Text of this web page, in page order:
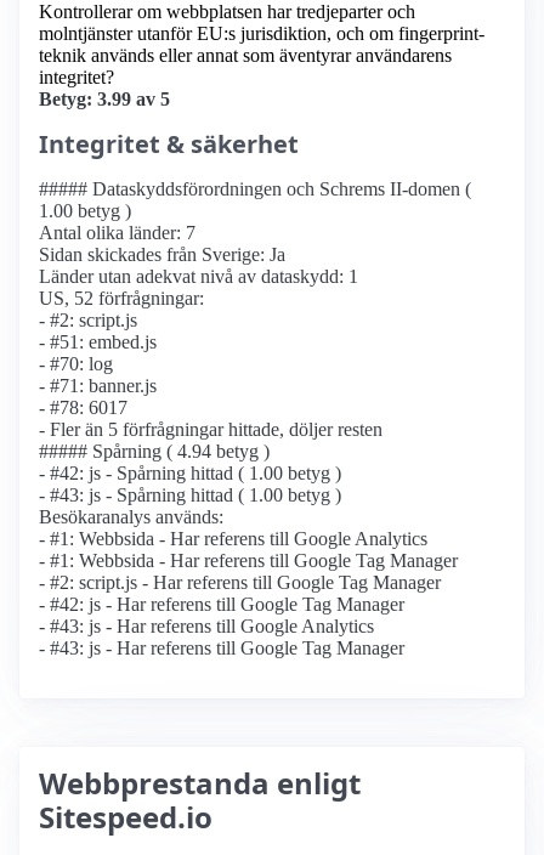
Kontrollerar om webbplatsen har tredjeparter och
molntjänster utanför EU:s jurisdiktion, och om fingerprint-
teknik används eller annat som äventyrar användarens
integritet?
Betyg: 3.99 av 5
Integritet & säkerhet
##### Dataskyddsförordningen och Schrems II-domen (
1.00 betyg )
Antal olika länder: 7
Sidan skickades från Sverige: Ja
Länder utan adekvat nivå av dataskydd: 1
US, 52 förfrågningar:
- #2: script.js
- #51: embed.js
- #70: log
- #71: banner.js
- #78: 6017
- Fler än 5 förfrågningar hittade, döljer resten
##### Spårning ( 4.94 betyg )
- #42: js - Spårning hittad ( 1.00 betyg )
- #43: js - Spårning hittad ( 1.00 betyg )
Besökaranalys används:
- #1: Webbsida - Har referens till Google Analytics
- #1: Webbsida - Har referens till Google Tag Manager
- #2: script.js - Har referens till Google Tag Manager
- #42: js - Har referens till Google Tag Manager
- #43: js - Har referens till Google Analytics
- #43: js - Har referens till Google Tag Manager
Webbprestanda enligt
Sitespeed.io